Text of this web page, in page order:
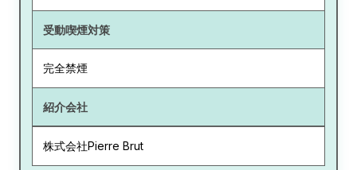
受動喫煙対策
完全禁煙
紹介会社
株式会社Pierre Brut